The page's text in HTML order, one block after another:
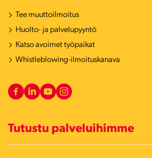
Tee muuttoilmoitus
Huolto- ja palvelupyyntö
Katso avoimet työpaikat
Whistleblowing-ilmoituskanava
Tutustu palveluihimme